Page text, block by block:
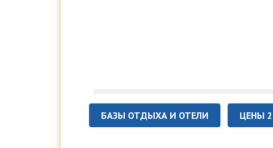
БАЗЫ ОТДЫХА И ОТЕЛИ ЦЕНЫ